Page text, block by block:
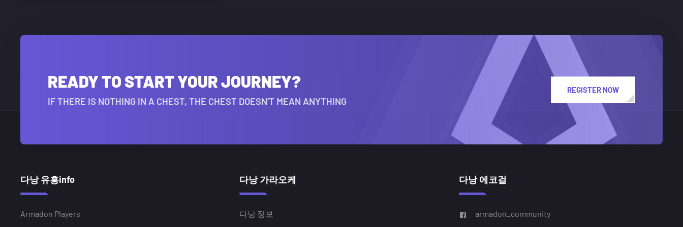
READY TO START YOUR JOURNEY?
IF THERE IS NOTHING IN A CHEST, THE CHEST DOESN’T MEAN ANYTHING
REGISTER NOW
다낭 유흥info
Armadon Players
다낭 가라오케
다낭 정보
다낭 에코걸
armadon_community